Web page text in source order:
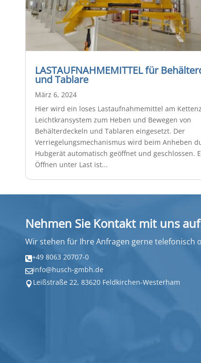
LASTAUFNAHMEMITTEL für
und Tablare
März 6, 2024
Hier wird ein loses Lastaufnahmemittel am
Leichtkransystem zum Heben und Bewegen von
Behälterdeckeln und Tablaren eingesetzt. Der
Verriegelungsmechanismus wird beim Anheben
Hubgerät automatisch geöffnet und geschlossen.
Öffnen unter Last ist...
Nehmen Sie Kontakt mit uns
Wir stehen für Ihre Anfragen gerne telefonisch
+49 8063 20707-0
info@husch-gmbh.de
 Leißstraße 22, 83620 Feldkirchen-Westerham